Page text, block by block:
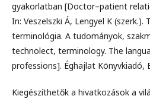
gyakorlatban [Doctor–patient
In: Veszelszki Á, Lengyel K
terminológia. A tudományok,
technolect, terminology. The
professions]. Éghajlat Könyvkiadó,
Kiegészíthetők a hivatkozások a